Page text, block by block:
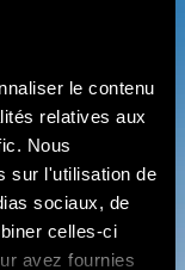
le contenu
relatives aux
Nous
sur l'utilisation de
sociaux, de
celles-ci
avez fournies
été
le bisse